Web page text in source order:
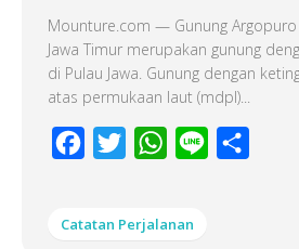
Mounture.com — Gunung
Jawa Timur merupakan gunung
di Pulau Jawa. Gunung dengan
atas permukaan laut (mdpl)...
Facebook
Twitter WhatsApp
Line
Catatan Perjalanan